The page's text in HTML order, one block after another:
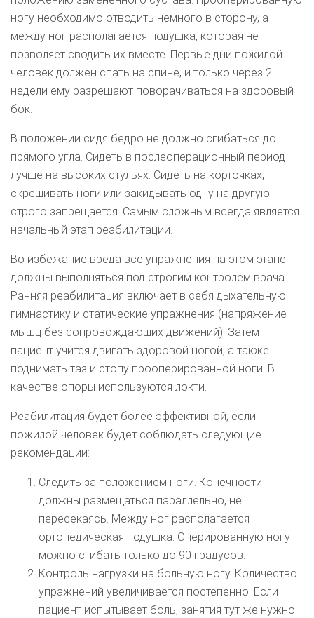
ногу необходимо отводить немного в сторону, а
между ног располагается подушка, которая не
позволяет сводить их вместе. Первые дни пожилой
человек должен спать на спине, и только через 2
недели ему разрешают поворачиваться на здоровый
бок.
В положении сидя бедро не должно сгибаться до
прямого угла. Сидеть в послеоперационный период
лучше на высоких стульях. Сидеть на корточках,
скрещивать ноги или закидывать одну на другую
строго запрещается. Самым сложным всегда является
начальный этап реабилитации.
Во избежание вреда все упражнения на этом этапе
должны выполняться под строгим контролем врача.
Ранняя реабилитация включает в себя дыхательную
гимнастику и статические упражнения (напряжение
мышц без сопровождающих движений). Затем
пациент учится двигать здоровой ногой, а также
поднимать таз и стопу прооперированной ноги. В
качестве опоры используются локти.
Реабилитация будет более эффективной, если
пожилой человек будет соблюдать следующие
рекомендации:
Следить за положением ноги. Конечности
должны размещаться параллельно, не
пересекаясь. Между ног располагается
ортопедическая подушка. Оперированную ногу
можно сгибать только до 90 градусов.
Контроль нагрузки на больную ногу. Количество
упражнений увеличивается постепенно. Если
пациент испытывает боль, занятия тут же нужно